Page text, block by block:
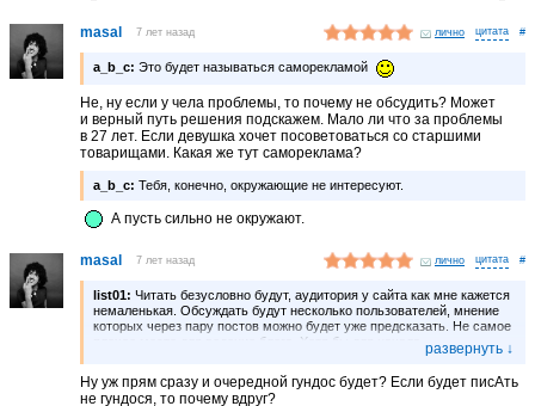
masal 7 лет назад лично #
a_b_c: Это будет называться саморекламой
Не, ну если у чела проблемы, то почему не обсудить? Может
и верный путь решения подскажем. Мало ли что за проблемы
в 27 лет. Если девушка хочет посоветоваться со старшими
товарищами. Какая же тут самореклама?
a_b_c: Тебя, конечно, окружающие не интересуют.
А пусть сильно не окружают.
masal 7 лет назад лично #
list01: Читать безусловно будут, аудитория у сайта как мне кажется
немаленькая. Обсуждать будут несколько пользователей, мнение
которых через пару постов можно будет уже предсказать. Не самое
плохое место для ведение блога. Хотя бы для начала.
И да, будете писать о проблемах, приготовьтесь, вам начнут
объяснять, что проблем на самом деле нет, вы а) гундос, б)
занимаетесь самопиаром, а вот в а) Европе, б) Штатах, в)
Ну уж прям сразу и очередной гундос будет? Если будет писАть
не гундося, то почему вдруг?